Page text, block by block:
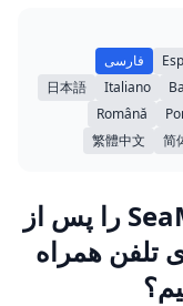
فارسی
Italiano
日本語
Română
简
繁體中文
چگونه SeaMeet AI Copilot را پس از
تلفن همراه